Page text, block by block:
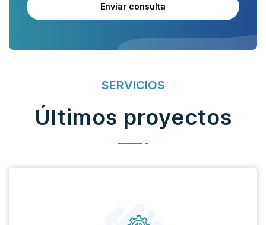
Enviar consulta
SERVICIOS
Últimos proyectos